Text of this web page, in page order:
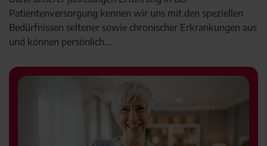
Patientenversorgung kennen wir uns mit den speziellen
Bedürfnissen seltener sowie chronischer Erkrankungen aus
und können persönlich…